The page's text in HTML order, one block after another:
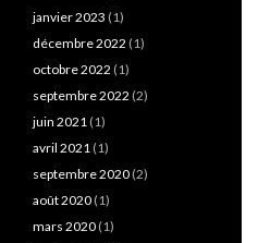
janvier 2023 (1)
décembre 2022 (1)
octobre 2022 (1)
septembre 2022 (2)
juin 2021 (1)
avril 2021 (1)
septembre 2020 (2)
août 2020 (1)
mars 2020 (1)